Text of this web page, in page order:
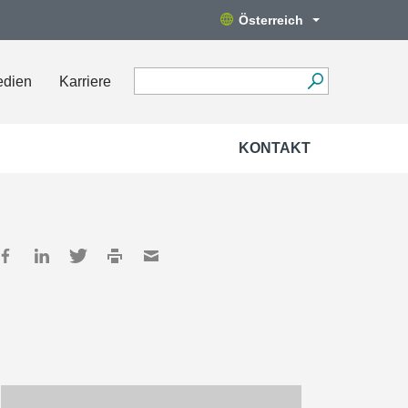
Österreich
Karriere
KONTAKT